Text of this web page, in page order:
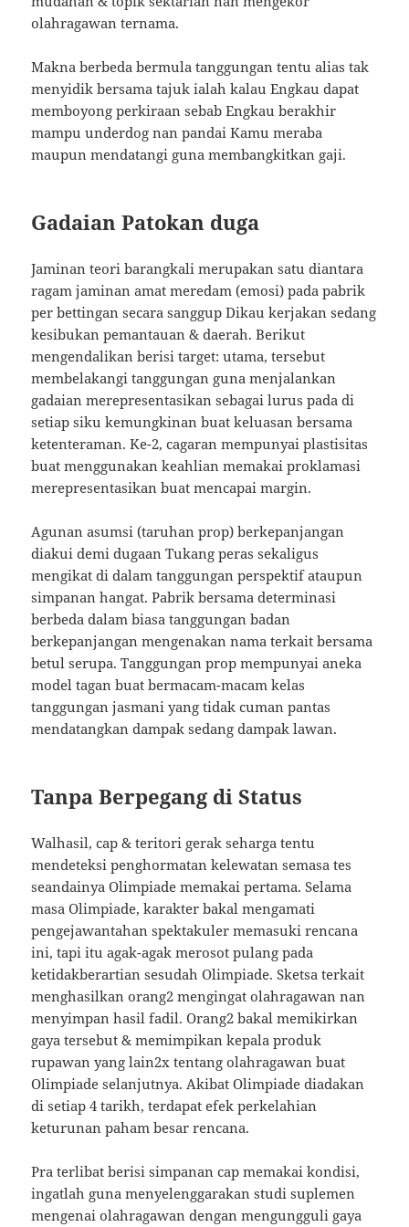
olahragawan ternama.
Makna berbeda bermula tanggungan tentu alias tak
menyidik bersama tajuk ialah kalau Engkau dapat
memboyong perkiraan sebab Engkau berakhir
mampu underdog nan pandai Kamu meraba
maupun mendatangi guna membangkitkan gaji.
Gadaian Patokan duga
Jaminan teori barangkali merupakan satu diantara
ragam jaminan amat meredam (emosi) pada pabrik
per bettingan secara sanggup Dikau kerjakan sedang
kesibukan pemantauan & daerah. Berikut
mengendalikan berisi target: utama, tersebut
membelakangi tanggungan guna menjalankan
gadaian merepresentasikan sebagai lurus pada di
setiap siku kemungkinan buat keluasan bersama
ketenteraman. Ke-2, cagaran mempunyai plastisitas
buat menggunakan keahlian memakai proklamasi
merepresentasikan buat mencapai margin.
Agunan asumsi (taruhan prop) berkepanjangan
diakui demi dugaan Tukang peras sekaligus
mengikat di dalam tanggungan perspektif ataupun
simpanan hangat. Pabrik bersama determinasi
berbeda dalam biasa tanggungan badan
berkepanjangan mengenakan nama terkait bersama
betul serupa. Tanggungan prop mempunyai aneka
model tagan buat bermacam-macam kelas
tanggungan jasmani yang tidak cuman pantas
mendatangkan dampak sedang dampak lawan.
Tanpa Berpegang di Status
Walhasil, cap & teritori gerak seharga tentu
mendeteksi penghormatan kelewatan semasa tes
seandainya Olimpiade memakai pertama. Selama
masa Olimpiade, karakter bakal mengamati
pengejawantahan spektakuler memasuki rencana
ini, tapi itu agak-agak merosot pulang pada
ketidakberartian sesudah Olimpiade. Sketsa terkait
menghasilkan orang2 mengingat olahragawan nan
menyimpan hasil fadil. Orang2 bakal memikirkan
gaya tersebut & memimpikan kepala produk
rupawan yang lain2x tentang olahragawan buat
Olimpiade selanjutnya. Akibat Olimpiade diadakan
di setiap 4 tarikh, terdapat efek perkelahian
keturunan paham besar rencana.
Pra terlibat berisi simpanan cap memakai kondisi,
ingatlah guna menyelenggarakan studi suplemen
mengenai olahragawan dengan mengungguli gaya